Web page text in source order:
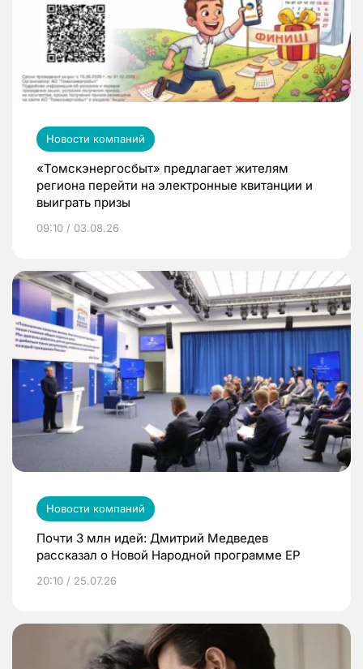
Новости компаний
«Томскэнергосбыт» предлагает жителям
региона перейти на электронные квитанции и
выиграть призы
09:10 / 03.08.26
Новости компаний
Почти 3 млн идей: Дмитрий Медведев
рассказал о Новой Народной программе ЕР
20:10 / 25.07.26